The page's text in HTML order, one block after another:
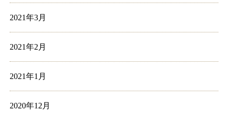
2021年3月
2021年2月
2021年1月
2020年12月